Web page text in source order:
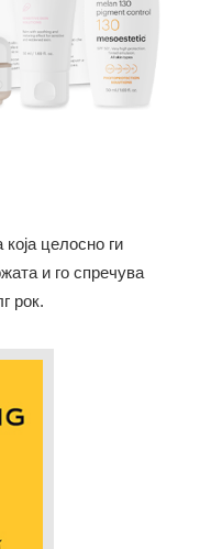
целосно ги
и го спречува
рок.